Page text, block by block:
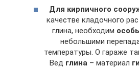
Для кирпичного
качестве кладочного
глина, необходим
небольшими
температуры. О гараже
Вед глина– материал